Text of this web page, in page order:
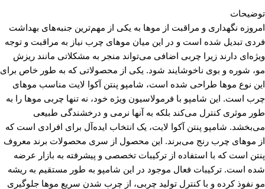
توضیحات
امروزه نگهداری و مراقبت از موها به یکی از مهم‌ترین جنبه‌های بهداشت
فردی تبدیل شده است و در این میان موهای چرب نیاز به مراقبت و توجه
ویژه‌ای دارند زیرا چربی اضافی می‌تواند منجر به مشکلاتی مانند ریزش
مو، شوره و بوی ناخوشایند شود. یکی از محصولاتی که به طور خاص برای
این نوع موها طراحی شده است، شامپو پنتن آکوا لایت مناسب موهای
چرب است. این شامپو با فرمولاسیون ویژه خود، نه تنها چربی موها را به
طور موثری کنترل می‌کند بلکه به آنها نرمی و درخشندگی طبیعی
می‌بخشد. شامپو پنتن آکوا لایت، یک انتخاب ایده‌آل برای افرادی است که
از موهای چرب رنج می‌برند. این محصول از سری محصولات برند معروف
پنتن است که با استفاده از ترکیبات تخصصی و پیشرفته به بازار عرضه
شده است. ترکیبات فعال موجود در این شامپو به طور مستقیم به ریشه
مو نفوذ کرده و با کنترل تولید چربی، از چرب شدن سریع موها جلوگیری